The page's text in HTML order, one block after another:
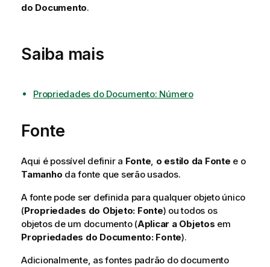
do Documento.
Saiba mais
Propriedades do Documento: Número
Fonte
Aqui é possível definir a Fonte, o estilo da Fonte e o
Tamanho da fonte que serão usados.
A fonte pode ser definida para qualquer objeto único
(Propriedades do Objeto: Fonte) ou todos os
objetos de um documento (Aplicar a Objetos em
Propriedades do Documento: Fonte).
Adicionalmente, as fontes padrão do documento